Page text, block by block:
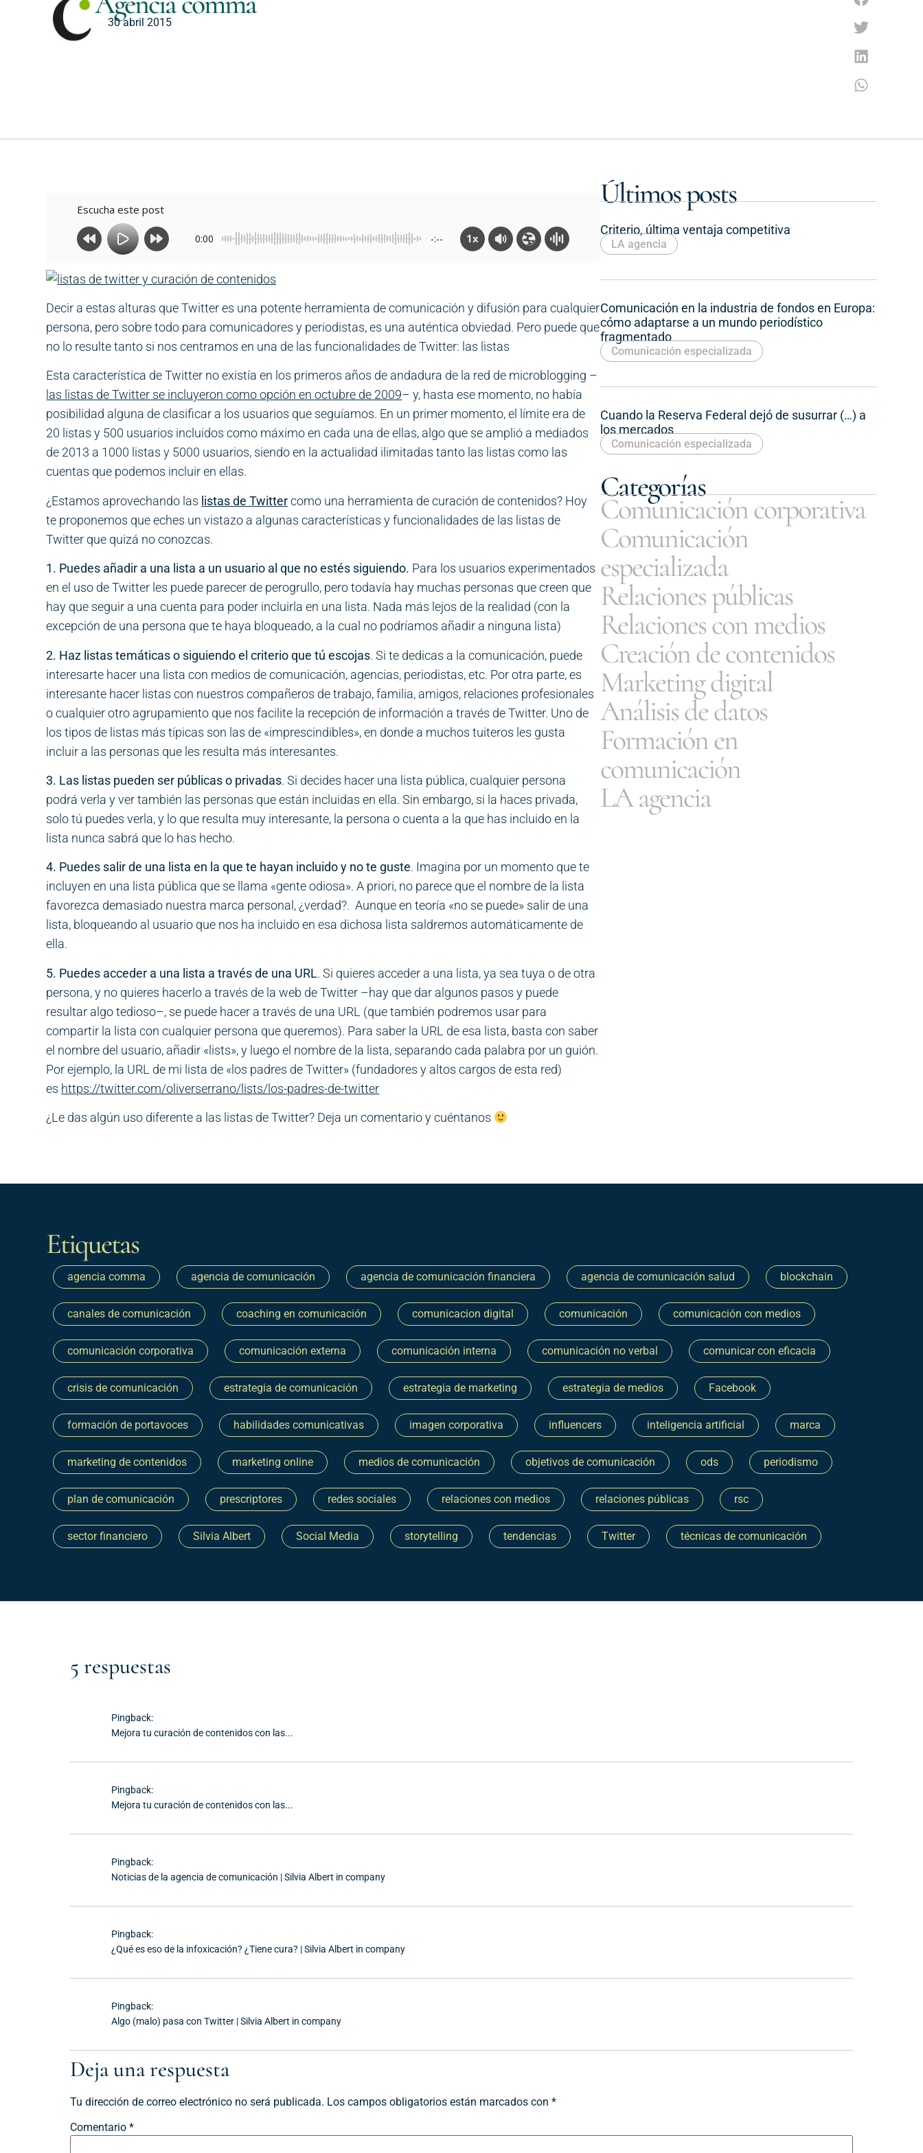
30 abril 2015
Escucha este post
0:00 -:-- 1x
Decir a estas alturas que Twitter es una potente herramienta de comunicación y difusión para cualquier
persona, pero sobre todo para comunicadores y periodistas, es una auténtica obviedad. Pero puede que
no lo resulte tanto si nos centramos en una de las funcionalidades de Twitter: las listas
Esta característica de Twitter no existía en los primeros años de andadura de la red de microblogging –
las listas de Twitter se incluyeron como opción en octubre de 2009– y, hasta ese momento, no había
posibilidad alguna de clasificar a los usuarios que seguíamos. En un primer momento, el límite era de
20 listas y 500 usuarios incluidos como máximo en cada una de ellas, algo que se amplió a mediados
de 2013 a 1000 listas y 5000 usuarios, siendo en la actualidad ilimitadas tanto las listas como las
cuentas que podemos incluir en ellas.
¿Estamos aprovechando las listas de Twittercomo una herramienta de curación de contenidos? Hoy
te proponemos que eches un vistazo a algunas características y funcionalidades de las listas de
Twitter que quizá no conozcas.
1. Puedes añadir a una lista a un usuario al que no estés siguiendo. Para los usuarios experimentados
en el uso de Twitter les puede parecer de perogrullo, pero todavía hay muchas personas que creen que
hay que seguir a una cuenta para poder incluirla en una lista. Nada más lejos de la realidad (con la
excepción de una persona que te haya bloqueado, a la cual no podríamos añadir a ninguna lista)
2. Haz listas temáticas o siguiendo el criterio que tú escojas. Si te dedicas a la comunicación, puede
interesarte hacer una lista con medios de comunicación, agencias, periodistas, etc. Por otra parte, es
interesante hacer listas con nuestros compañeros de trabajo, familia, amigos, relaciones profesionales
o cualquier otro agrupamiento que nos facilite la recepción de información a través de Twitter. Uno de
los tipos de listas más típicas son las de «imprescindibles», en donde a muchos tuiteros les gusta
incluir a las personas que les resulta más interesantes.
3. Las listas pueden ser públicas o privadas. Si decides hacer una lista pública, cualquier persona
podrá verla y ver también las personas que están incluidas en ella. Sin embargo, si la haces privada,
solo tú puedes verla, y lo que resulta muy interesante, la persona o cuenta a la que has incluido en la
lista nunca sabrá que lo has hecho.
4. Puedes salir de una lista en la que te hayan incluido y no te guste. Imagina por un momento que te
incluyen en una lista pública que se llama «gente odiosa». A priori, no parece que el nombre de la lista
favorezca demasiado nuestra marca personal, ¿verdad?. Aunque en teoría «no se puede» salir de una
lista, bloqueando al usuario que nos ha incluido en esa dichosa lista saldremos automáticamente de
ella.
5. Puedes acceder a una lista a través de una URL. Si quieres acceder a una lista, ya sea tuya o de otra
persona, y no quieres hacerlo a través de la web de Twitter –hay que dar algunos pasos y puede
resultar algo tedioso–, se puede hacer a través de una URL (que también podremos usar para
compartir la lista con cualquier persona que queremos). Para saber la URL de esa lista, basta con saber
el nombre del usuario, añadir «lists», y luego el nombre de la lista, separando cada palabra por un guión.
Por ejemplo, la URL de mi lista de «los padres de Twitter» (fundadores y altos cargos de esta red)
es https://twitter.com/oliverserrano/lists/los-padres-de-twitter
¿Le das algún uso diferente a las listas de Twitter? Deja un comentario y cuéntanos
Últimos posts
Criterio, última ventaja competitiva
LA agencia
Comunicación en la industria de fondos en Europa:
cómo adaptarse a un mundo periodístico
fragmentado
Comunicación especializada
Cuando la Reserva Federal dejó de susurrar (…) a
los mercados
Comunicación especializada
Categorías
Comunicación corporativa
Comunicación
especializada
Relaciones públicas
Relaciones con medios
Creación de contenidos
Marketing digital
Análisis de datos
Formación en
comunicación
LA agencia
Etiquetas
agencia comma agencia de comunicación agencia de comunicación financiera agencia de comunicación salud blockchain
canales de comunicación coaching en comunicación comunicacion digital comunicación comunicación con medios
comunicación corporativa comunicación externa comunicación interna comunicación no verbal comunicar con eficacia
crisis de comunicación estrategia de comunicación estrategia de marketing estrategia de medios Facebook
formación de portavoces habilidades comunicativas imagen corporativa influencers inteligencia artificial marca
marketing de contenidos marketing online medios de comunicación objetivos de comunicación ods periodismo
plan de comunicación prescriptores redes sociales relaciones con medios relaciones públicas rsc
sector financiero Silvia Albert Social Media storytelling tendencias Twitter técnicas de comunicación
5 respuestas
Pingback:
Mejora tu curación de contenidos con las...
Pingback:
Mejora tu curación de contenidos con las...
Pingback:
Noticias de la agencia de comunicación | Silvia Albert in company
Pingback:
¿Qué es eso de la infoxicación? ¿Tiene cura? | Silvia Albert in company
Pingback:
Algo (malo) pasa con Twitter | Silvia Albert in company
Deja una respuesta
Tu dirección de correo electrónico no será publicada. Los campos obligatorios están marcados con *
Comentario *